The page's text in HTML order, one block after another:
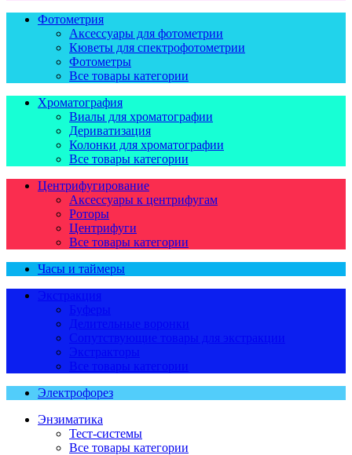
Фотометрия
Аксессуары для фотометрии
Кюветы для спектрофотометрии
Фотометры
Все товары категории
Хроматография
Виалы для хроматографии
Дериватизация
Колонки для хроматографии
Все товары категории
Центрифугирование
Аксессуары к центрифугам
Роторы
Центрифуги
Все товары категории
Часы и таймеры
Экстракция
Буферы
Делительные воронки
Сопутствующие товары для экстракции
Экстракторы
Все товары категории
Электрофорез
Энзиматика
Тест-системы
Все товары категории